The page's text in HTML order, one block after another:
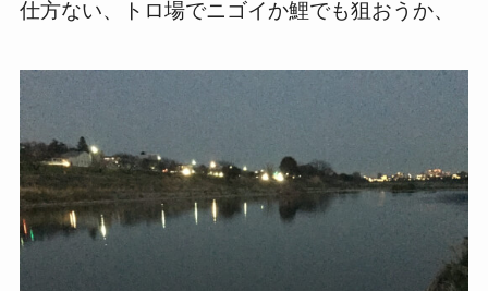
仕方ない、トロ場でニゴイか鯉でも狙おうか、